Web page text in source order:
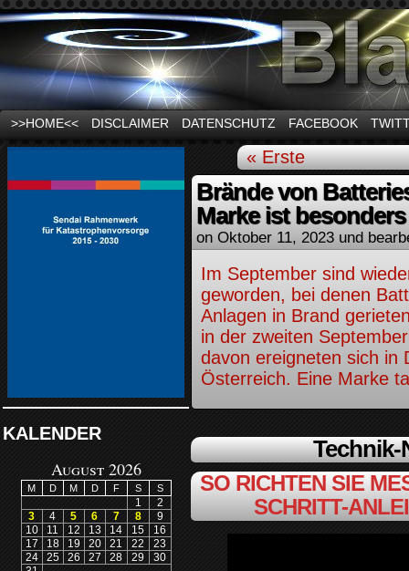
News und Infos zum Thema Stromausfall
>>HOME<< DISCLAIMER DATENSCHUTZ FACEBOOK
KALENDER
August 2026
M D M D F S S
1
2
3
4 5 6 7 8
9
10
11 12 13 14 15
16
17
18 19 20 21 22
23
24
25 26 27 28 29
30
« Erste
Brände von
Marke ist
on Oktober 11, 2023 und
Im September sind
geworden, bei denen
Anlagen in Brand
in der zweiten
davon ereigneten sich in
Österreich. Eine Marke
SO RICHTEN SIE
SCHRITT-